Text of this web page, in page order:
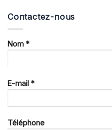
Contactez-nous
Nom *
E-mail *
Téléphone